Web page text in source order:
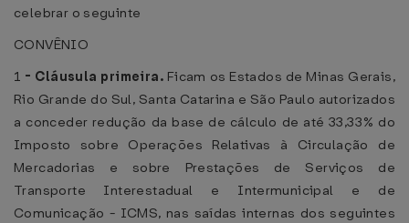
celebrar o seguinte
CONVÊNIO
1 - Cláusula primeira. Ficam os Estados de Minas Gerais,
Rio Grande do Sul, Santa Catarina e São Paulo autorizados
a conceder redução da base de cálculo de até 33,33% do
Imposto sobre Operações Relativas à Circulação de
Mercadorias e sobre Prestações de Serviços de
Transporte Interestadual e Intermunicipal e de
Comunicação - ICMS, nas saídas internas dos seguintes